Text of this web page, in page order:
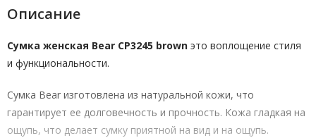
Описание
Сумка женская Bear CP3245 brown это воплощение стиля
и функциональности.
Сумка Bear изготовлена из натуральной кожи, что
гарантирует ее долговечность и прочность. Кожа гладкая на
ощупь, что делает сумку приятной на вид и на ощупь.